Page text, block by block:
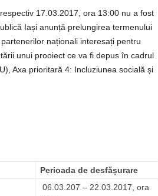
17.03.2017, ora 13:00 nu a fost
Iași anunță prelungirea termenului
naționali interesați pentru
unui prooiect ce va fi depus în cadrul
Axa prioritară 4: Incluziunea socială și
Perioada de desfășurare
06.03.207 – 22.03.2017, ora